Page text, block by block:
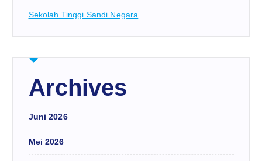
Sekolah Tinggi Sandi Negara
Archives
Juni 2026
Mei 2026